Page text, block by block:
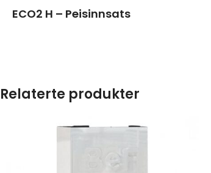
ECO2 H – Peisinnsats
Relaterte produkter